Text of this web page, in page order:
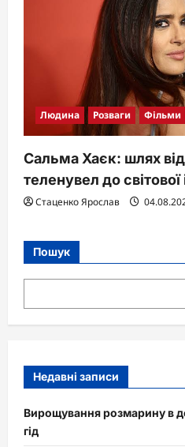
Людина Розваги Фільми
Сальма Хаєк: шлях
теленувел до світової
Стаценко Ярослав
Пошук
Недавні записи
Вирощування розмарину в
гід